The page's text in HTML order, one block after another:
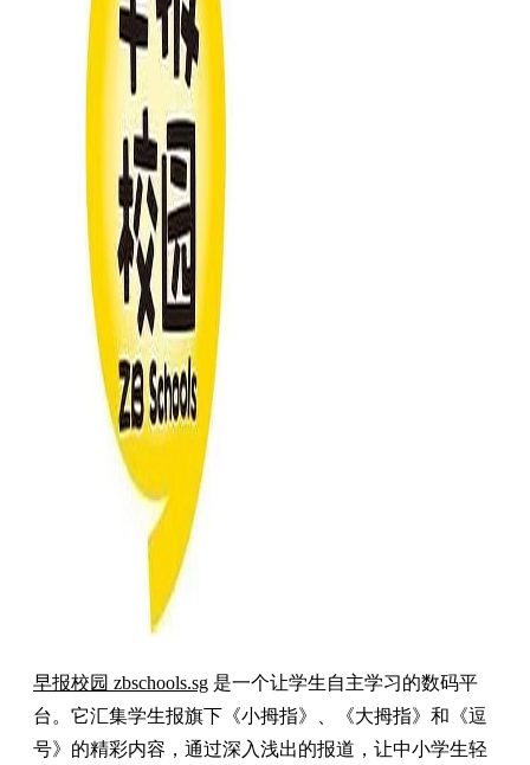
早报校园 zbschools.sg 是一个让学生自主学习的数码平
台。它汇集学生报旗下《小拇指》、《大拇指》和《逗
号》的精彩内容，通过深入浅出的报道，让中小学生轻